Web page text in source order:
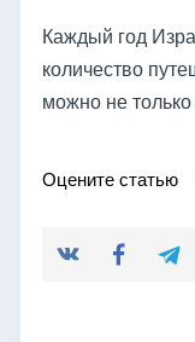
Каждый год
количество
можно не только
Оцените статью